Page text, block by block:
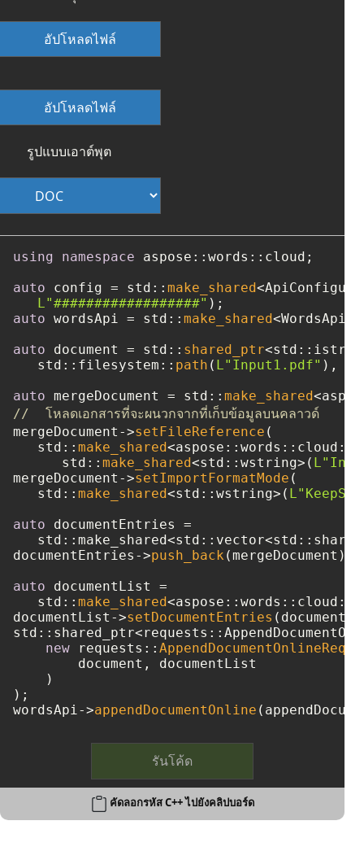
อัปโหลดไฟล์
อัปโหลดไฟล์
รูปแบบเอาต์พุต
using namespace aspose::words::cloud;
auto config = std:: make_shared
L"##################"
auto wordsApi = std:: make_shared
auto document = std:: shared_ptr
   std::filesystem::
path ( L"Input1.pdf" ),
auto mergeDocument = std:: make_shared
//  โหลดเอกสารที่จะผนวกจากที่เก็บข้อมูลบนคลาวด์
mergeDocument->setFileReference (
   std::
make_shared
      std::
make_shared<std::wstring>(
mergeDocument->setImportFormatMode (
   std::
make_shared<std::wstring>(
auto documentEntries =
documentEntries->push_back (mergeDocument);
auto documentList =
   std::
make_shared
documentList->setDocumentEntries
new requests::
        document, documentList
    )
);
wordsApi->appendDocumentOnline
รันโค้ด
คัดลอกรหัส C++ ไปยังคลิปบอร์ด